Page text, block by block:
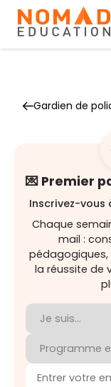
Gardien de
💌 Premier
Inscrivez-vous
Chaque
mail :
la réussite de